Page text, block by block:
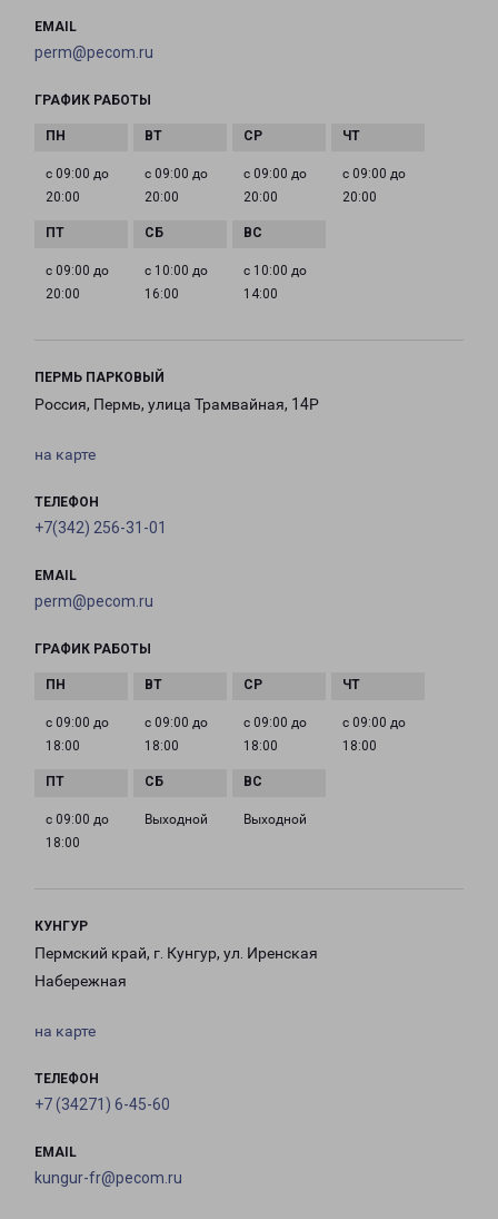
EMAIL
perm@pecom.ru
ГРАФИК РАБОТЫ
с 09:00 до
20:00
с 09:00 до
20:00
с 09:00 до
20:00
с 09:00 до
20:00
с 09:00 до
20:00
с 10:00 до
16:00
с 10:00 до
14:00
ПЕРМЬ ПАРКОВЫЙ
Россия, Пермь, улица Трамвайная, 14Р
на карте
ТЕЛЕФОН
+7(342) 256-31-01
EMAIL
perm@pecom.ru
ГРАФИК РАБОТЫ
с 09:00 до
18:00
с 09:00 до
18:00
с 09:00 до
18:00
с 09:00 до
18:00
с 09:00 до
18:00
Выходной Выходной
КУНГУР
Пермский край, г. Кунгур, ул. Иренская
Набережная
на карте
ТЕЛЕФОН
+7 (34271) 6-45-60
EMAIL
kungur-fr@pecom.ru